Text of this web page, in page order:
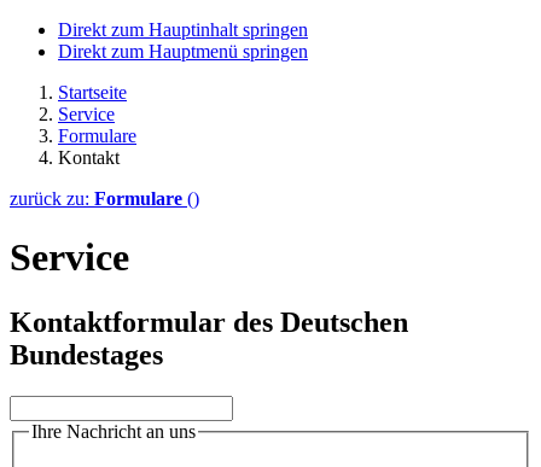
Direkt zum Hauptinhalt springen
Direkt zum Hauptmenü springen
Startseite
Service
Formulare
Kontakt
zurück zu: Formulare ()
Service
Kontaktformular des Deutschen
Bundestages
Ihre Nachricht an uns